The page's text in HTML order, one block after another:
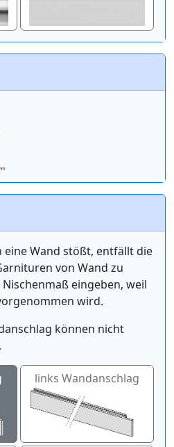
Wand stößt, entfällt die
von Wand zu
eingeben, weil
wird.
können nicht
links Wandanschlag